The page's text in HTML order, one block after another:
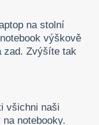
na stolní
výškově
zad. Zvýšíte tak
všichni naši
notebooky.